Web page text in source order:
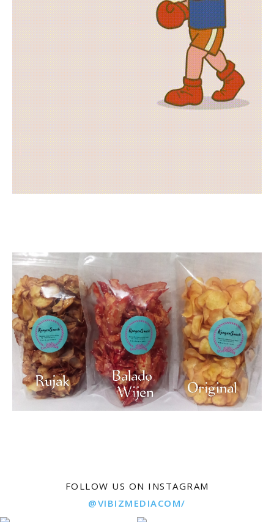
FOLLOW US ON INSTAGRAM
@VIBIZMEDIACOM/